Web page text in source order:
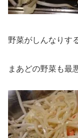
野菜がしんなりす
まあどの野菜も最